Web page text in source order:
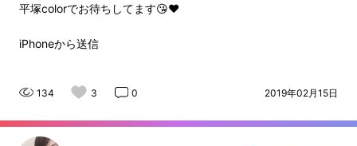
平塚colorでお待ちしてます😘❤️
iPhoneから送信
134 3 0 2019年02月15日